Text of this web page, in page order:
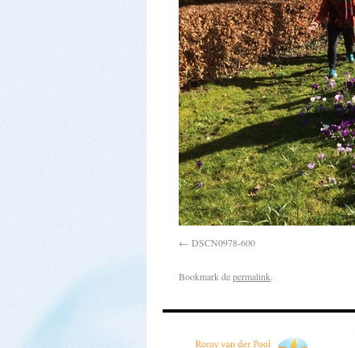
DSCN0978-600
Bookmark depermalink.